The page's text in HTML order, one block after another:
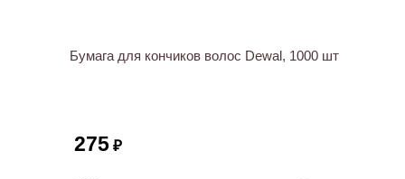
Бумага для кончиков волос Dewal, 1000 шт
275 ₽